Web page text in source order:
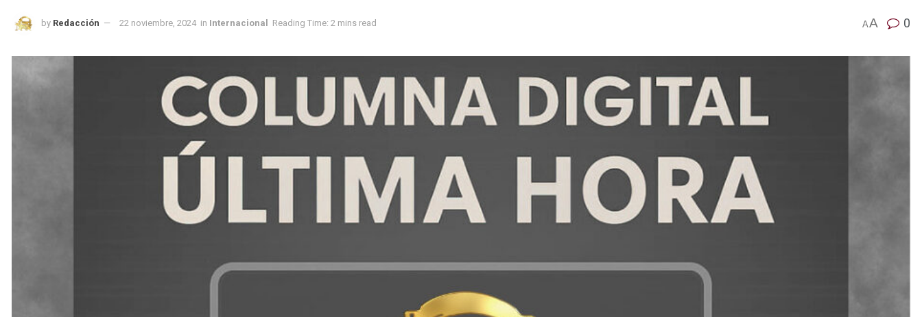
by Redacción 22 noviembre, 2024 in Internacional Reading Time: 2 mins read AA 0